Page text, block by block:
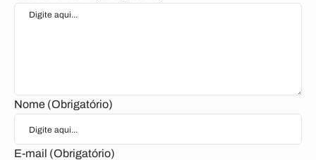
Nome (Obrigatório)
E-mail (Obrigatório)